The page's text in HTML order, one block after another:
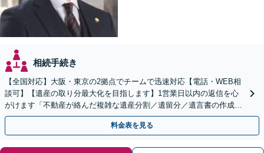
相続手続き
【全国対応】大阪・東京の2拠点でチームで迅速対応【電話・WEB相
談可】【遺産の取り分最大化を目指します】1営業日以内の返信を心
がけます「不動産が絡んだ複雑な遺産分割／遺留分／遺言書の作成・
執行／事業承継など、お任せください」【休日相談あり】
料金表を見る